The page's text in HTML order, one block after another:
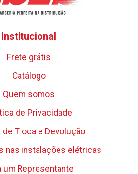
Institucional
Frete grátis
Catálogo
Quem somos
de Privacidade
de Troca e Devolução
nas instalações elétricas
um Representante